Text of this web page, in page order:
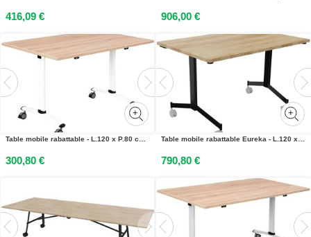
416,09 € 906,00 €
Table mobile rabattable - L.120 x P.80 cm - Plateau Chêne canadien - Pieds Blanc
300,80 €
Table mobile rabattable Eureka - L.120 x P.80 cm - Plateau Chêne Nebraska - Pieds Noir
790,80 €